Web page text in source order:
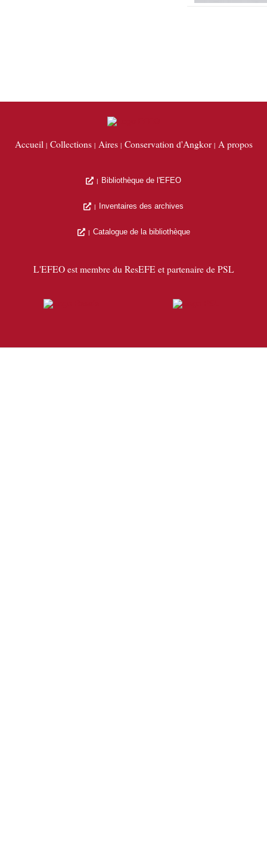
Accueil Collections Aires Conservation d'Angkor A propos
Bibliothèque de l'EFEO
Inventaires des archives
Catalogue de la bibliothèque
L'EFEO est membre du ResEFE et partenaire de PSL